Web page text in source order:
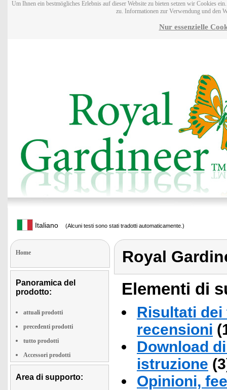
Um Ihnen ein bestmögliches Erlebnis auf dieser Website zu bieten setzen wir Cookies
zu. Informationen zur Verwendung und den
Nur essenzielle
Italiano (Alcuni testi sono stati tradotti automaticamente.)
Home
Panoramica del
prodotto:
attuali prodotti
precedenti prodotti
tutto prodotti
Accessori prodotti
Area di supporto:
Royal
Elementi di
Risultati
recensioni
Download
istruzione
Opinioni,